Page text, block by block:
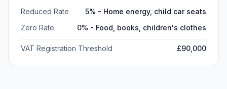
Reduced Rate
5% - Home energy, child car seats
Zero Rate
0% - Food, books, children's clothes
VAT Registration Threshold £90,000